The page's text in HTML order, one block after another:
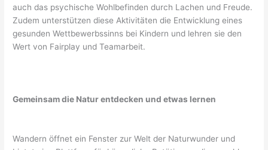
auch das psychische Wohlbefinden durch Lachen und Freude.
Zudem unterstützen diese Aktivitäten die Entwicklung eines
gesunden Wettbewerbssinns bei Kindern und lehren sie den
Wert von Fairplay und Teamarbeit.
Gemeinsam die Natur entdecken und etwas lernen
Wandern öffnet ein Fenster zur Welt der Naturwunder und